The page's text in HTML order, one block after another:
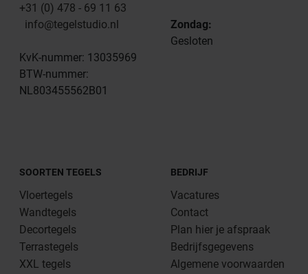
+31 (0) 478 - 69 11 63
info@tegelstudio.nl
KvK-nummer: 13035969
BTW-nummer:
NL803455562B01
Zondag:
Gesloten
SOORTEN TEGELS
Vloertegels
Wandtegels
Decortegels
Terrastegels
XXL tegels
BEDRIJF
Vacatures
Contact
Plan hier je afspraak
Bedrijfsgegevens
Algemene voorwaarden